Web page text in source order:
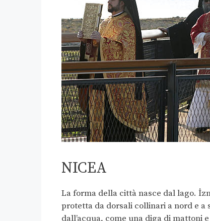
NICEA
La forma della città nasce dal lago.
protetta da dorsali collinari a nord e
dall’acqua, come una diga di mattoni